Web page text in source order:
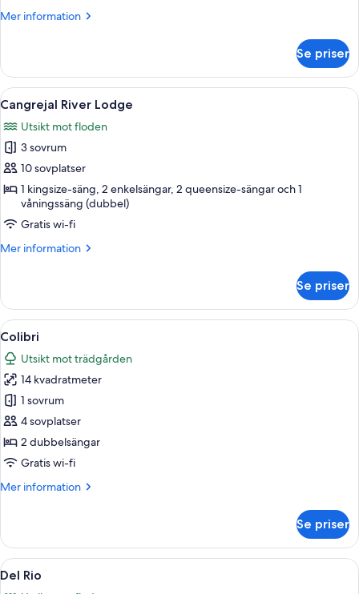
Mer information
Mer
Tree
Lodge
Se priser
Öppna
alla
foton
för
Cangrejal
River
Lodge
Ett sovrum med trägolv, en säng
12
Cangrejal River Lodge
Utsikt mot floden
3 sovrum
10 sovplatser
1 kingsize-säng, 2 enkelsängar, 2 queensize-sängar och 1
våningssäng (dubbel)
Gratis wi-fi
Mer information
Mer
River
Lodge
Se priser
Öppna
alla
foton
för
Colibri
En tvåvåningsbyggnad med en
6
Colibri
Utsikt mot trädgården
14 kvadratmeter
1 sovrum
4 sovplatser
2 dubbelsängar
Gratis wi-fi
Mer information
Mer
Se priser
Öppna
alla
Ett sovrum med en färgglad täckfilt,
10
Del Rio